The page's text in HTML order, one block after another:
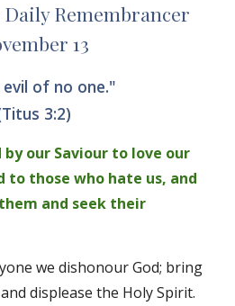
Remembrancer
13
evil of no one."
3:2)
by our Saviour to love our
to those who hate us, and
and seek their
we dishonour God; bring
displease the Holy Spirit.